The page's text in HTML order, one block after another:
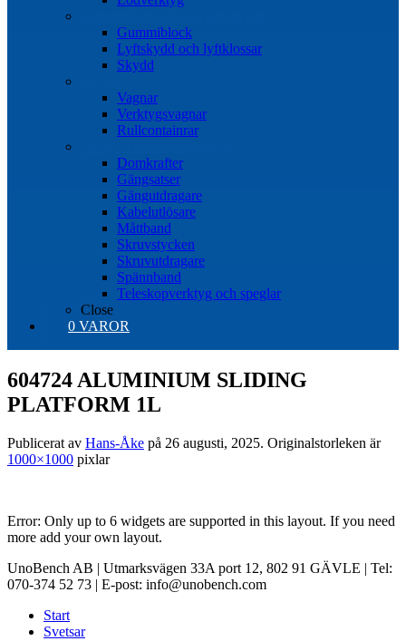
Gummiblock
Lyftskydd och lyftklossar
Skydd
Vagnar
Verktygsvagnar
Rullcontainrar
Domkrafter
Gängsatser
Gängutdragare
Kabelutlösare
Måttband
Skruvstycken
Skruvutdragare
Spännband
Teleskopverktyg och speglar
Close
0 VAROR
604724 ALUMINIUM SLIDING
PLATFORM 1L
Publicerat av Hans-Åke på 26 augusti, 2025. Originalstorleken är
1000×1000 pixlar
Error: Only up to 6 widgets are supported in this layout. If you need
more add your own layout.
UnoBench AB | Utmarksvägen 33A port 12, 802 91 GÄVLE | Tel:
070-374 52 73 | E-post: info@unobench.com
Start
Svetsar